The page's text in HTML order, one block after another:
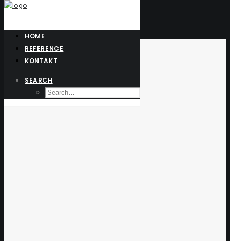
HOME
REFERENCE
KONTAKT
SEARCH
Jacket